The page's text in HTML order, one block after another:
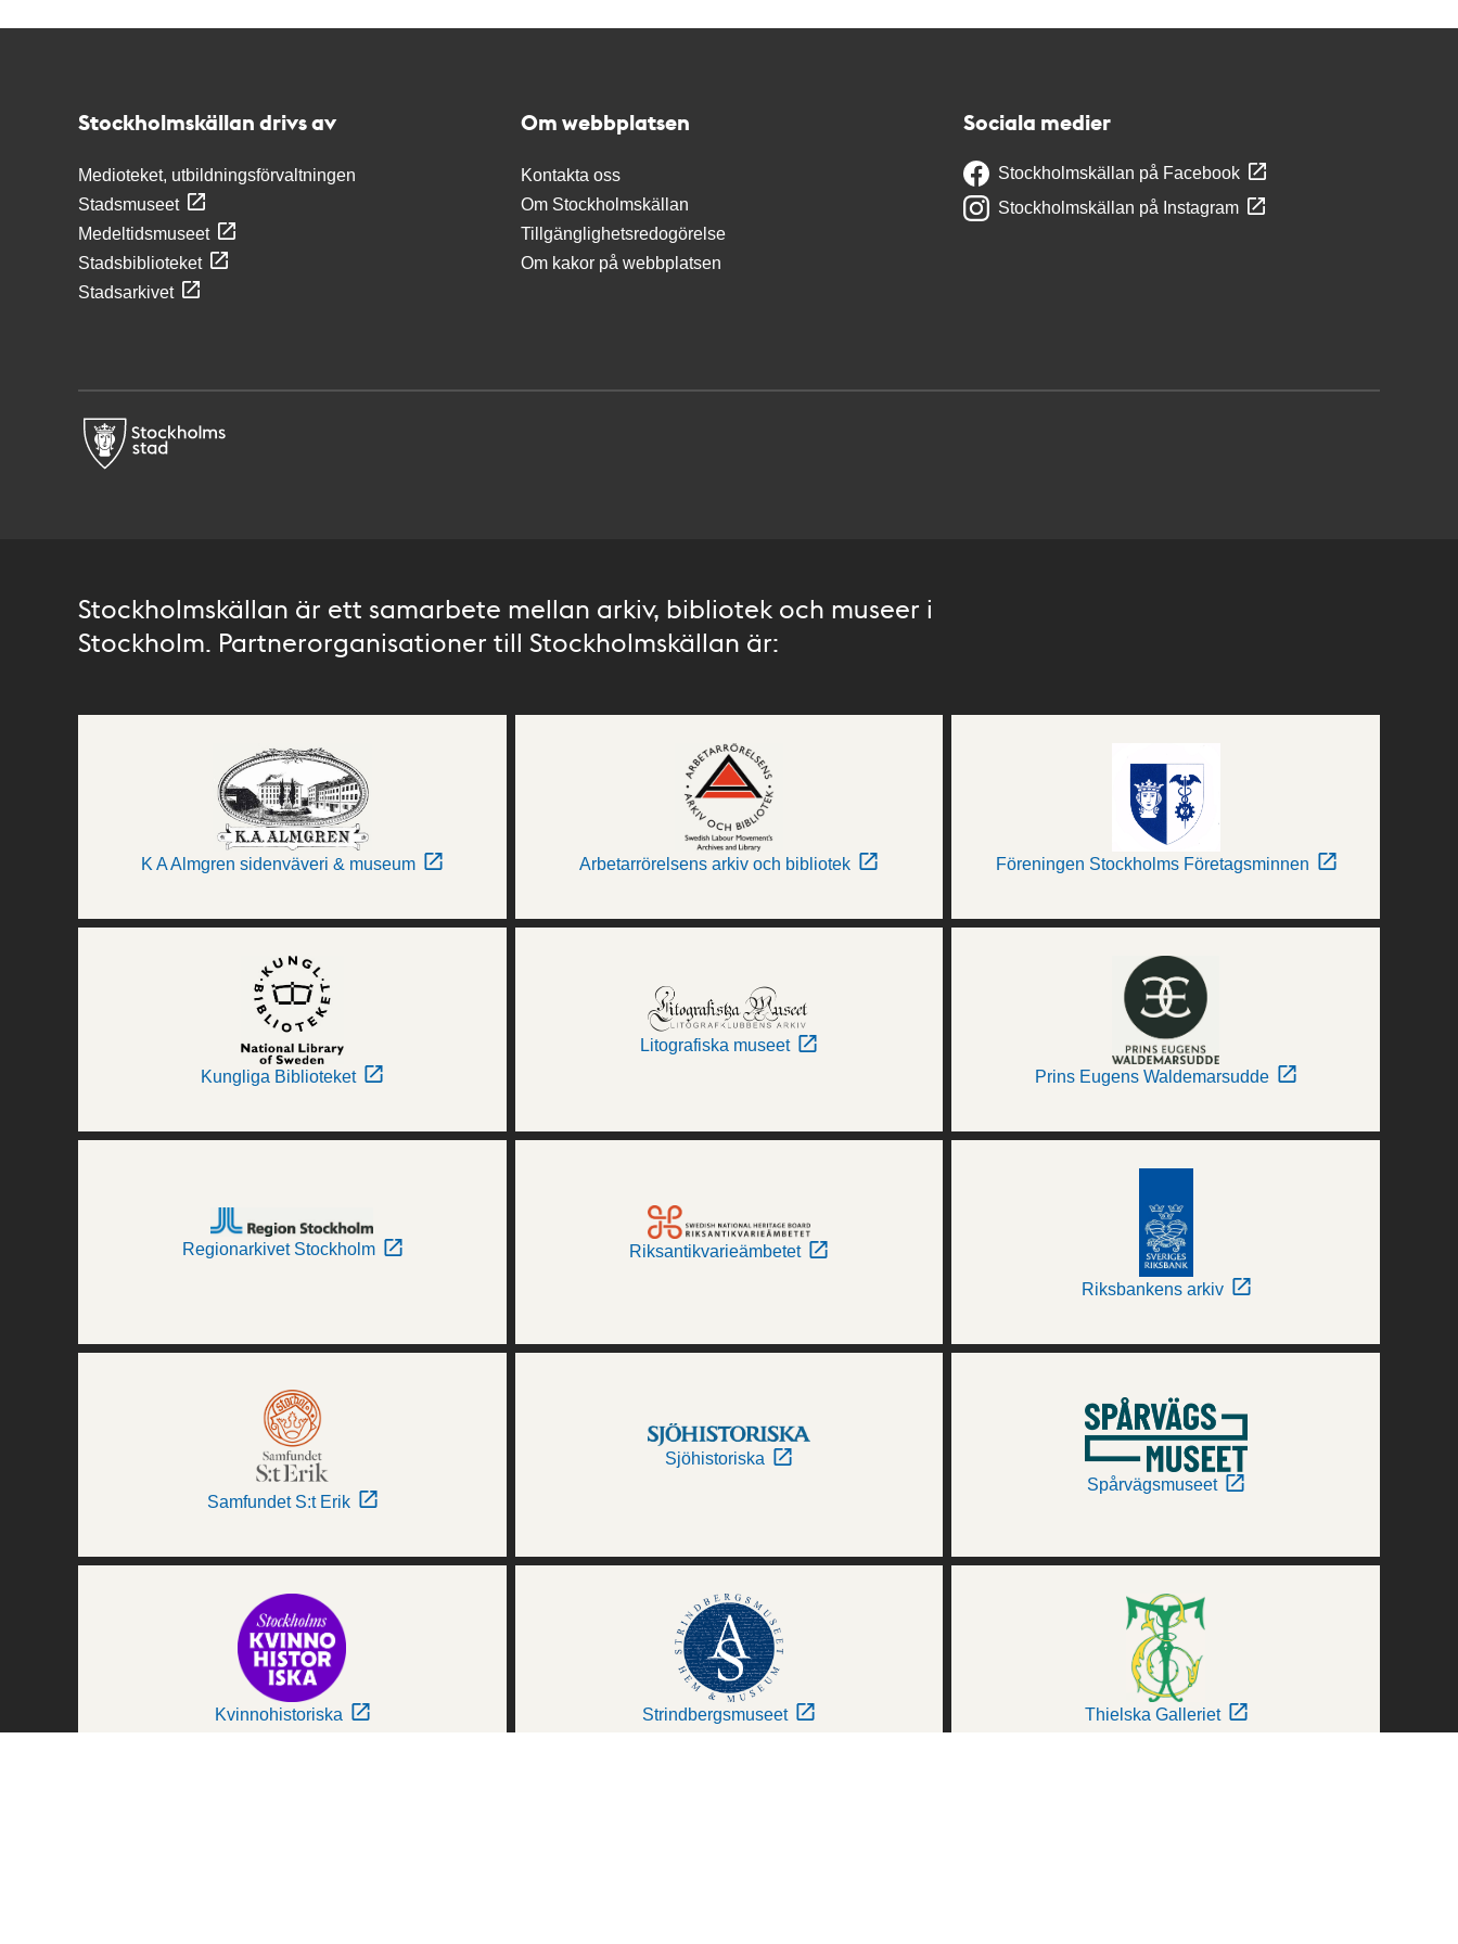
Stockholmskällan drivs av
Medioteket, utbildningsförvaltningen
Stadsmuseet
Medeltidsmuseet
Stadsbiblioteket
Stadsarkivet
Om webbplatsen
Kontakta oss
Om Stockholmskällan
Tillgänglighetsredogörelse
Om kakor på webbplatsen
Sociala medier
Stockholmskällan på Facebook
Stockholmskällan på Instagram
Stockholmskällan är ett samarbete mellan arkiv, bibliotek och museer i
Stockholm. Partnerorganisationer till Stockholmskällan är:
K A Almgren sidenväveri & museum Arbetarrörelsens arkiv och bibliotek Föreningen Stockholms Företagsminnen
Kungliga Biblioteket
Litografiska museet
Prins Eugens Waldemarsudde
Regionarkivet Stockholm Riksantikvarieämbetet
Riksbankens arkiv
Samfundet S:t Erik
Sjöhistoriska
Spårvägsmuseet
Kvinnohistoriska Strindbergsmuseet Thielska Galleriet